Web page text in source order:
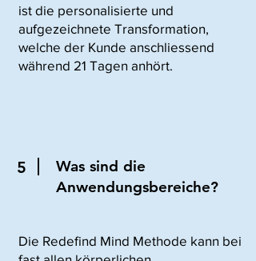
ist die personalisierte und
aufgezeichnete Transformation,
welche der Kunde anschliessend
während 21 Tagen anhört.
5
Was sind die
Anwendungsbereiche?
Die Redefind Mind Methode kann bei